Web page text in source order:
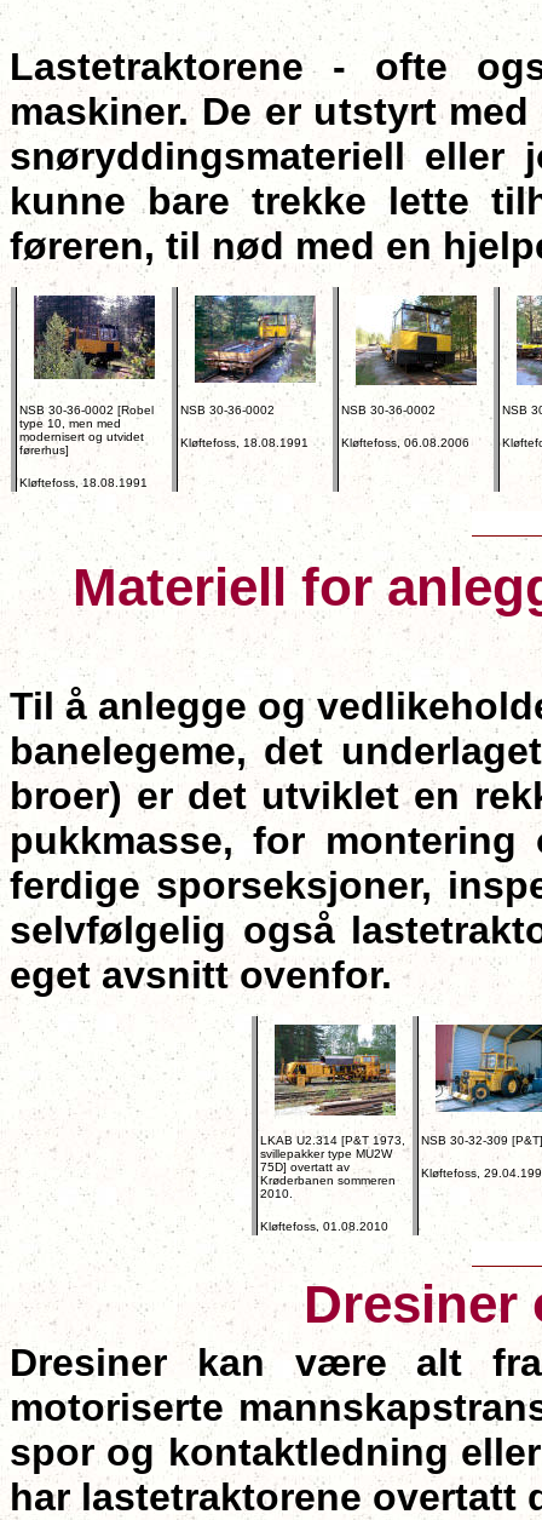
Lastetraktorene - ofte
maskiner. De er utstyrt
snøryddingsmateriell eller
kunne bare trekke lette
føreren, til nød med en
NSB 30-36-0002 [Robel
type 10, men med
modernisert og utvidet
førerhus]
Kløftefoss, 18.08.1991
NSB 30-36-0002
Kløftefoss, 18.08.1991
NSB 30-36-0002
Kløftefoss, 06.08.2006
NSB
Materiell for
Til å anlegge og
banelegeme, det
broer) er det utviklet en
pukkmasse, for
ferdige sporseksjoner,
selvfølgelig også
eget avsnitt ovenfor.
LKAB U2.314 [P&T 1973,
svillepakker type MU2W
75D] overtatt av
Krøderbanen sommeren
2010.
Kløftefoss, 01.08.2010
NSB 30-32-309 [P&T]
Kløftefoss,
Dresiner
Dresiner kan være alt
motoriserte
spor og kontaktledning
har lastetraktorene overtatt